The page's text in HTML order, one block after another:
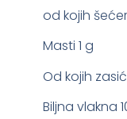
od kojih
Masti 1 g
Od kojih
Biljna vlakna